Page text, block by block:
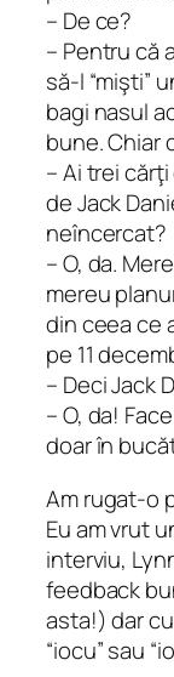
– De ce?
– Pentru că
să-l “mişti”
bagi nasul
bune. Chiar
– Ai trei
de Jack
neîncercat?
– O, da.
mereu
din ceea ce
pe 11
– Deci Jack
– O, da!
doar în
Am rugat-o
Eu am vrut
interviu,
feedback
asta!) dar
“iocu” sau